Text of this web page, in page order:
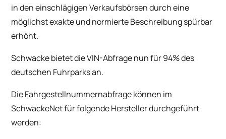
in den einschlägigen Verkaufsbörsen durch eine
möglichst exakte und normierte Beschreibung spürbar
erhöht.
Schwacke bietet die VIN-Abfrage nun für 94% des
deutschen Fuhrparks an.
Die Fahrgestellnummernabfrage können im
SchwackeNet für folgende Hersteller durchgeführt
werden: